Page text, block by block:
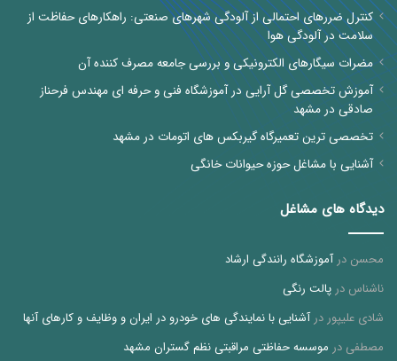
کنترل ضررهای احتمالی از آلودگی شهرهای صنعتی: راهکارهای حفاظت از
سلامت در آلودگی هوا
مضرات سیگارهای الکترونیکی و بررسی جامعه مصرف کننده آن
آموزش تخصصی گل آرایی در آموزشگاه فنی و حرفه ای مهندس فرحناز
صادقی در مشهد
تخصصی ترین تعمیرگاه گیربکس های اتومات در مشهد
آشنایی با مشاغل حوزه حیوانات خانگی
دیدگاه های مشاغل
محسن درآموزشگاه رانندگی ارشاد
ناشناس در پالت رنگی
شادی علیپور درآشنایی با نمایندگی های خودرو در ایران و وظایف و کارهای آنها
مصطفی در موسسه حفاظتی مراقبتی نظم گستران مشهد